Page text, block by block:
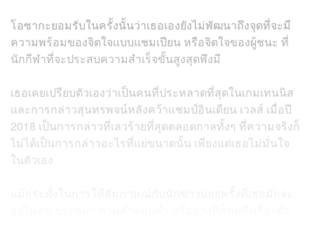
โอซากะยอมรับในครั้งนั้นว่าเธอเองยังไม่พัฒนาถึงจุดที่จะมี
ความพร้อมของจิตใจแบบแชมเปียน หรือจิตใจของผู้ชนะ ที่
นักกีฬาที่จะประสบความสำเร็จขั้นสูงสุดพึงมี
เธอเคยเปรียบตัวเองว่าเป็นคนที่ประหลาดที่สุดในเกมเทนนิส
และการกล่าวสุนทรพจน์หลังคว้าแชมป์อินเดียน เวลส์ เมื่อปี
2018 เป็นการกล่าวที่เลวร้ายที่สุดตลอดกาลทั้งๆ ที่ความจริงก็
ไม่ได้เป็นการกล่าวอะไรที่แย่ขนาดนั้น เพียงแต่เธอไม่มั่นใจ
ในตัวเอง